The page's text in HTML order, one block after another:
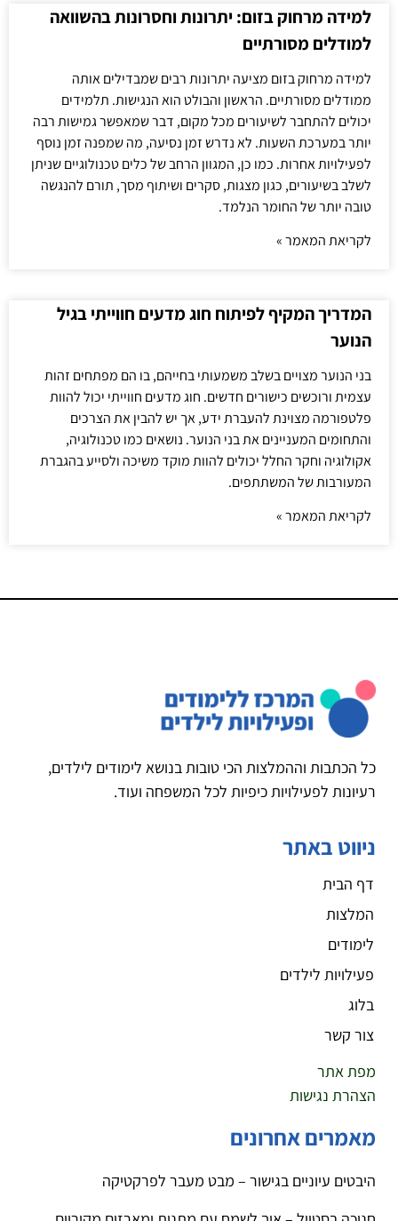
למידה מרחוק בזום: יתרונות וחסרונות בהשוואה
למודלים מסורתיים
למידה מרחוק בזום מציעה יתרונות רבים שמבדילים אותה
ממודלים מסורתיים. הראשון והבולט הוא הנגישות. תלמידים
יכולים להתחבר לשיעורים מכל מקום, דבר שמאפשר גמישות רבה
יותר במערכת השעות. לא נדרש זמן נסיעה, מה שמפנה זמן נוסף
לפעילויות אחרות. כמו כן, המגוון הרחב של כלים טכנולוגיים שניתן
לשלב בשיעורים, כגון מצגות, סקרים ושיתוף מסך, תורם להנגשה
טובה יותר של החומר הנלמד.
לקריאת המאמר »
המדריך המקיף לפיתוח חוג מדעים חווייתי בגיל
הנוער
בני הנוער מצויים בשלב משמעותי בחייהם, בו הם מפתחים זהות
עצמית ורוכשים כישורים חדשים. חוג מדעים חווייתי יכול להוות
פלטפורמה מצוינת להעברת ידע, אך יש להבין את הצרכים
והתחומים המעניינים את בני הנוער. נושאים כמו טכנולוגיה,
אקולוגיה וחקר החלל יכולים להוות מוקד משיכה ולסייע בהגברת
המעורבות של המשתתפים.
לקריאת המאמר »
כל הכתבות וההמלצות הכי טובות בנושא לימודים לילדים,
רעיונות לפעילויות כיפיות לכל המשפחה ועוד.
ניווט באתר
דף הבית
המלצות
לימודים
פעילויות לילדים
בלוג
צור קשר
מפת אתר
הצהרת נגישות
מאמרים אחרונים
היבטים עיוניים בגישור – מבט מעבר לפרקטיקה